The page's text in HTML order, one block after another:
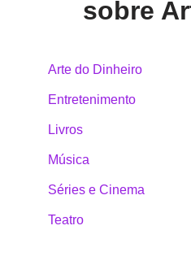
sobre
Arte do Dinheiro
Entretenimento
Livros
Música
Séries e Cinema
Teatro